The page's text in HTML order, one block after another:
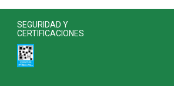
SEGURIDAD Y
CERTIFICACIONES